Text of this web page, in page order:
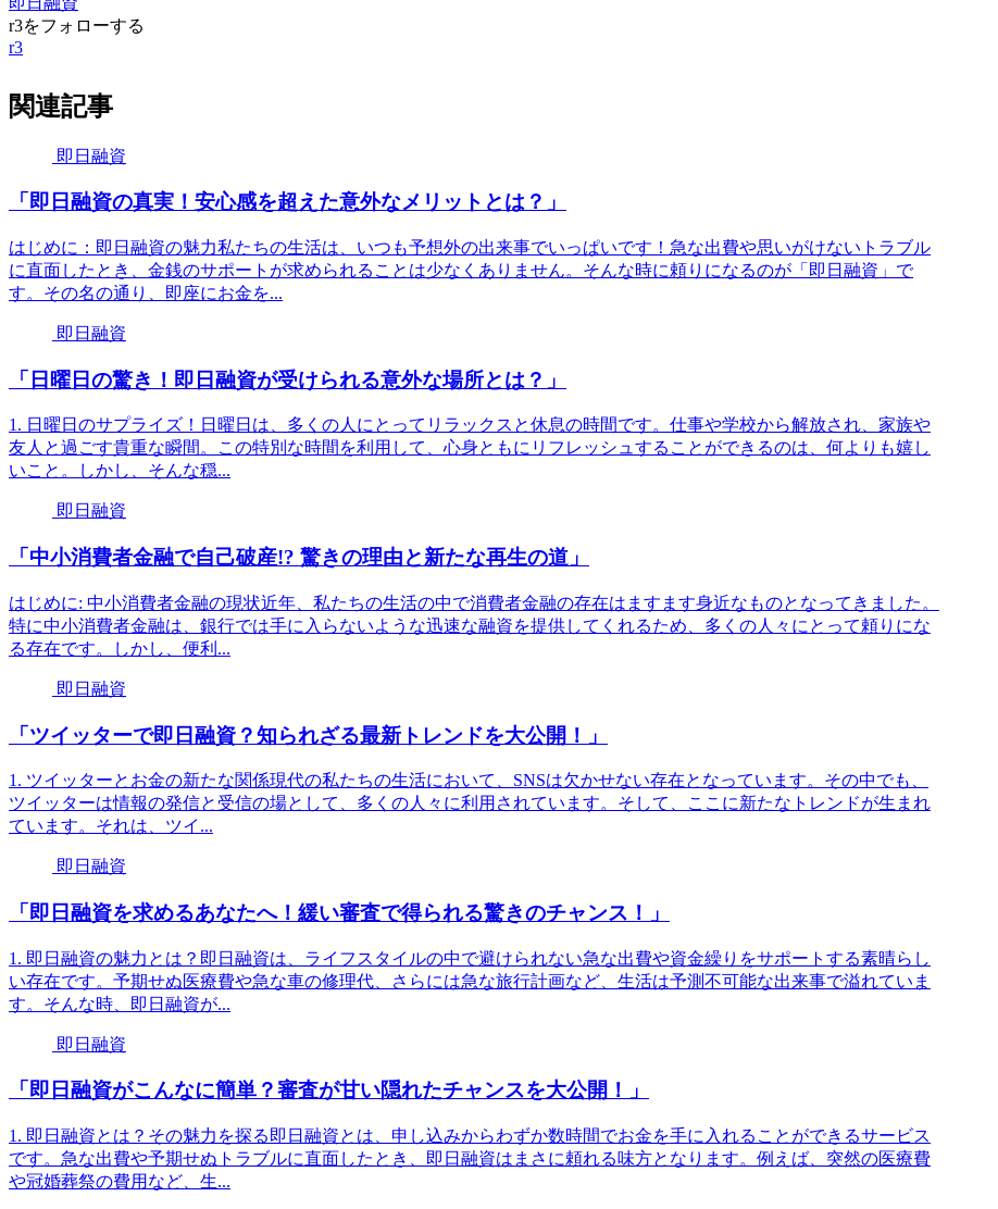
r3をフォローする
r3
関連記事
即日融資
「即日融資の真実！安心感を超えた意外なメリットとは？」
はじめに：即日融資の魅力私たちの生活は、いつも予想外の出来事でいっぱいです！急な出費や思いがけないトラブル
に直面したとき、金銭のサポートが求められることは少なくありません。そんな時に頼りになるのが「即日融資」で
す。その名の通り、即座にお金を...
即日融資
「日曜日の驚き！即日融資が受けられる意外な場所とは？」
1. 日曜日のサプライズ！日曜日は、多くの人にとってリラックスと休息の時間です。仕事や学校から解放され、家族や
友人と過ごす貴重な瞬間。この特別な時間を利用して、心身ともにリフレッシュすることができるのは、何よりも嬉し
いこと。しかし、そんな穏...
即日融資
「中小消費者金融で自己破産!? 驚きの理由と新たな再生の道」
はじめに: 中小消費者金融の現状近年、私たちの生活の中で消費者金融の存在はますます身近なものとなってきました。
特に中小消費者金融は、銀行では手に入らないような迅速な融資を提供してくれるため、多くの人々にとって頼りにな
る存在です。しかし、便利...
即日融資
「ツイッターで即日融資？知られざる最新トレンドを大公開！」
1. ツイッターとお金の新たな関係現代の私たちの生活において、SNSは欠かせない存在となっています。その中でも、
ツイッターは情報の発信と受信の場として、多くの人々に利用されています。そして、ここに新たなトレンドが生まれ
ています。それは、ツイ...
即日融資
「即日融資を求めるあなたへ！緩い審査で得られる驚きのチャンス！」
1. 即日融資の魅力とは？即日融資は、ライフスタイルの中で避けられない急な出費や資金繰りをサポートする素晴らし
い存在です。予期せぬ医療費や急な車の修理代、さらには急な旅行計画など、生活は予測不可能な出来事で溢れていま
す。そんな時、即日融資が...
即日融資
「即日融資がこんなに簡単？審査が甘い隠れたチャンスを大公開！」
1. 即日融資とは？その魅力を探る即日融資とは、申し込みからわずか数時間でお金を手に入れることができるサービス
です。急な出費や予期せぬトラブルに直面したとき、即日融資はまさに頼れる味方となります。例えば、突然の医療費
や冠婚葬祭の費用など、生...